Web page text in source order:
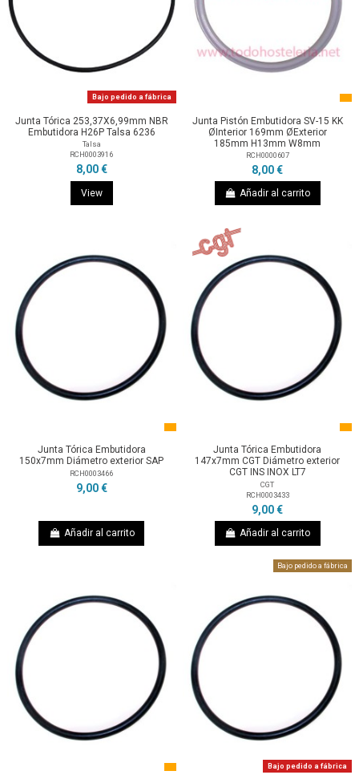
Bajo pedido a fábrica
Junta Tórica 253,37X6,99mm NBR
Embutidora H26P Talsa 6236
Talsa
RCH0003916
8,00 €
View
Junta Pistón Embutidora SV-15 KK
ØInterior 169mm ØExterior
185mm H13mm W8mm
RCH0000607
8,00 €
Añadir al carrito
Junta Tórica Embutidora
150x7mm Diámetro exterior SAP
RCH0003466
9,00 €
Añadir al carrito
Junta Tórica Embutidora
147x7mm CGT Diámetro exterior
CGT INS INOX LT7
CGT
RCH0003433
9,00 €
Añadir al carrito
Bajo pedido a fábrica
Bajo pedido a fábrica